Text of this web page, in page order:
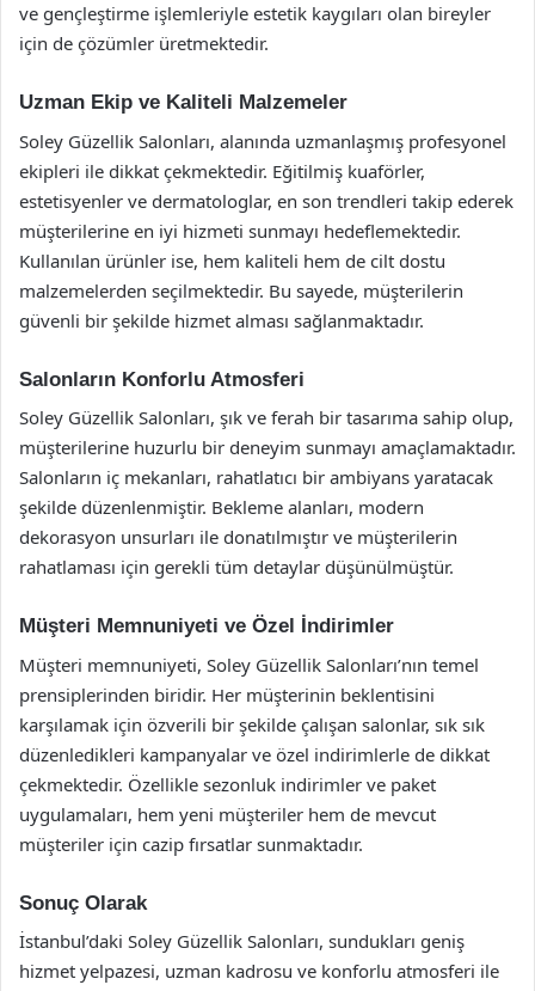
ve gençleştirme işlemleriyle estetik kaygıları olan bireyler
için de çözümler üretmektedir.
Uzman Ekip ve Kaliteli Malzemeler
Soley Güzellik Salonları, alanında uzmanlaşmış profesyonel
ekipleri ile dikkat çekmektedir. Eğitilmiş kuaförler,
estetisyenler ve dermatologlar, en son trendleri takip ederek
müşterilerine en iyi hizmeti sunmayı hedeflemektedir.
Kullanılan ürünler ise, hem kaliteli hem de cilt dostu
malzemelerden seçilmektedir. Bu sayede, müşterilerin
güvenli bir şekilde hizmet alması sağlanmaktadır.
Salonların Konforlu Atmosferi
Soley Güzellik Salonları, şık ve ferah bir tasarıma sahip olup,
müşterilerine huzurlu bir deneyim sunmayı amaçlamaktadır.
Salonların iç mekanları, rahatlatıcı bir ambiyans yaratacak
şekilde düzenlenmiştir. Bekleme alanları, modern
dekorasyon unsurları ile donatılmıştır ve müşterilerin
rahatlaması için gerekli tüm detaylar düşünülmüştür.
Müşteri Memnuniyeti ve Özel İndirimler
Müşteri memnuniyeti, Soley Güzellik Salonları’nın temel
prensiplerinden biridir. Her müşterinin beklentisini
karşılamak için özverili bir şekilde çalışan salonlar, sık sık
düzenledikleri kampanyalar ve özel indirimlerle de dikkat
çekmektedir. Özellikle sezonluk indirimler ve paket
uygulamaları, hem yeni müşteriler hem de mevcut
müşteriler için cazip fırsatlar sunmaktadır.
Sonuç Olarak
İstanbul’daki Soley Güzellik Salonları, sundukları geniş
hizmet yelpazesi, uzman kadrosu ve konforlu atmosferi ile